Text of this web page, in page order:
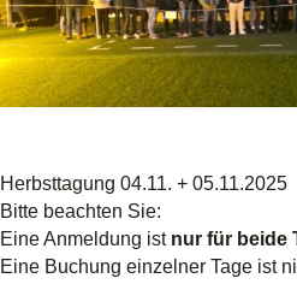
Herbsttagung 04.11. + 05.11.2025
Bitte beachten Sie:
Eine Anmeldung ist nur für beide
Eine Buchung einzelner Tage ist